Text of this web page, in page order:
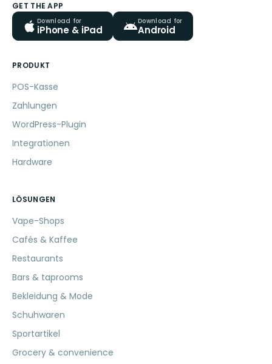
GET THE APP
Download for
iPhone & iPad
Download for
Android
PRODUKT
POS-Kasse
Zahlungen
WordPress-Plugin
Integrationen
Hardware
LÖSUNGEN
Vape-Shops
Cafés & Kaffee
Restaurants
Bars & taprooms
Bekleidung & Mode
Schuhwaren
Sportartikel
Grocery & convenience